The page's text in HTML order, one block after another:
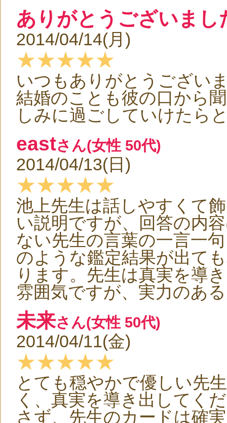
ありがとうございまし
2014/04/14(月)
★★★★★
いつもありがとうござい
結婚のことも彼の口から
しみに過ごしていけたら
eastさん(女性 50代)
2014/04/13(日)
★★★★★
池上先生は話しやすくて
い説明ですが、回答の内
ない先生の言葉の一言一
のような鑑定結果が出て
ります。先生は真実を導
雰囲気ですが、実力のあ
未来さん(女性 50代)
2014/04/11(金)
★★★★★
とても穏やかで優しい先
く、真実を導き出してく
さず、先生のカードは確